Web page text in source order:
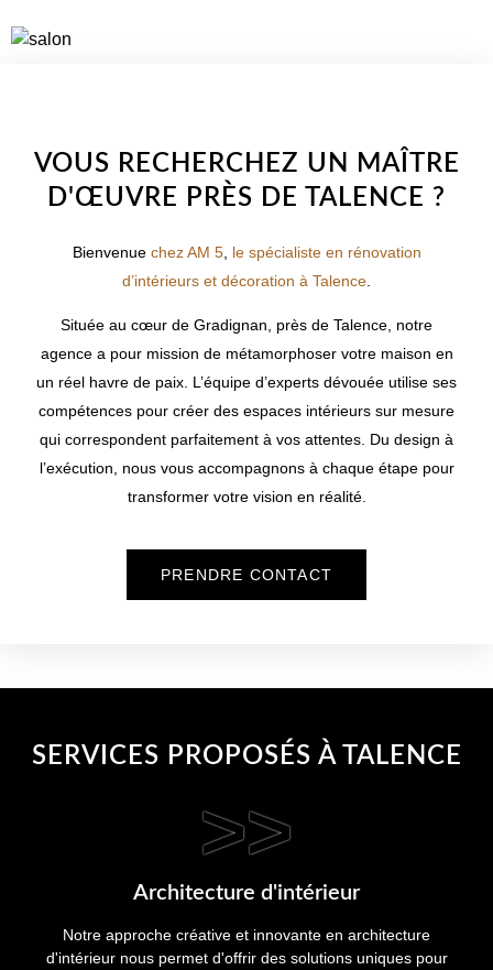
VOUS RECHERCHEZ UN MAÎTRE
D'ŒUVRE PRÈS DE TALENCE ?
Bienvenue chez AM 5, le spécialiste en rénovation
d’intérieurs et décoration à Talence
Située au cœur de Gradignan, près de Talence , notre
agence a pour mission de métamorphoser votre maison en
un réel havre de paix. L’équipe d’experts dévouée utilise ses
compétences pour créer des espaces intérieurs sur mesure
qui correspondent parfaitement à vos attentes. Du design à
l’exécution, nous vous accompagnons à chaque étape pour
transformer votre vision en réalité.
PRENDRE CONTACT
SERVICES PROPOSÉS À TALENCE
>>
Architecture d'intérieur
Notre approche créative et innovante en architecture
d'intérieur nous permet d'offrir des solutions uniques pour